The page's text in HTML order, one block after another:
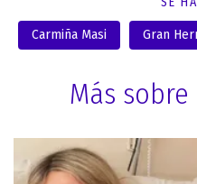
Carmiña Masi Gran
Más sobre